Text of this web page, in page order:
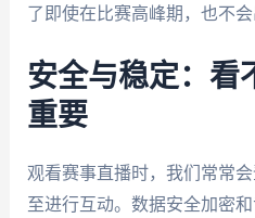
了即使在比赛高峰期，也不
安全与稳定：看
重要
观看赛事直播时，我们常常
至进行互动。数据安全加密